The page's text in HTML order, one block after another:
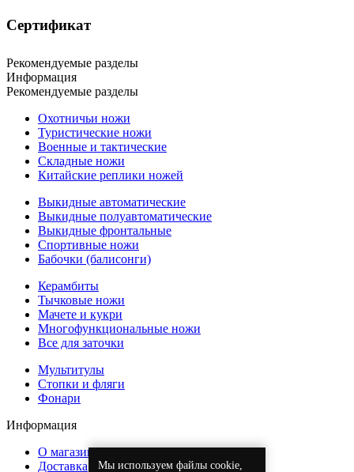
Мы используем файлы cookie,
Сертификат
Рекомендуемые разделы
Информация
Рекомендуемые разделы
Охотничьи ножи
Туристические ножи
Военные и тактические
Складные ножи
Китайские реплики ножей
Выкидные автоматические
Выкидные полуавтоматические
Выкидные фронтальные
Спортивные ножи
Бабочки (балисонги)
Керамбиты
Тычковые ножи
Мачете и кукри
Многофункциональные ножи
Все для заточки
Мультитулы
Стопки и фляги
Фонари
Информация
О магазине
Доставка